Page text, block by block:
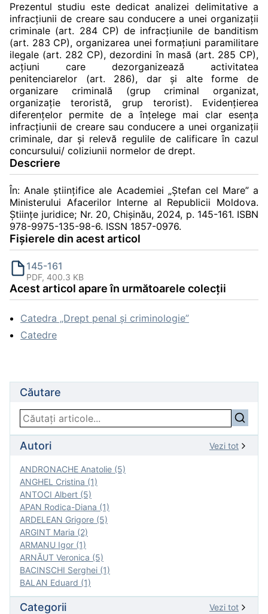
Prezentul studiu este dedicat analizei delimitative a
infracțiunii de creare sau conducere a unei organizații
criminale (art. 284 CP) de infracțiunile de banditism
(art. 283 CP), organizarea unei formațiuni paramilitare
ilegale (art. 282 CP), dezordini în masă (art. 285 CP),
acțiuni care dezorganizează activitatea
penitenciarelor (art. 286), dar și alte forme de
organizare criminală (grup criminal organizat,
organizație teroristă, grup terorist). Evidențierea
diferențelor permite de a înțelege mai clar esența
infracțiunii de creare sau conducere a unei organizații
criminale, dar și relevă regulile de calificare în cazul
concursului/ coliziunii normelor de drept.
Descriere
În: Anale ştiinţifice ale Academiei „Ştefan cel Mare” a
Ministerului Afacerilor Interne al Republicii Moldova.
Știinţe juridice; Nr. 20, Chişinău, 2024, p. 145-161. ISBN
978-9975-135-98-6. ISSN 1857-0976.
Fișierele din acest articol
145-161
PDF, 400.3 KB
Acest articol apare în următoarele colecții
Catedra „Drept penal și criminologie”
Catedre
Căutare
Autori Vezi tot
ANDRONACHE Anatolie (5)
ANGHEL Cristina (1)
ANTOCI Albert (5)
APAN Rodica-Diana (1)
ARDELEAN Grigore (5)
ARGINT Maria (2)
ARMANU Igor (1)
ARNĂUT Veronica (5)
BACINSCHI Serghei (1)
BALAN Eduard (1)
Categorii Vezi tot